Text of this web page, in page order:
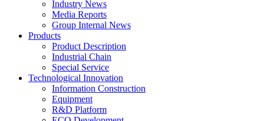
Industry News
Media Reports
Group Internal News
Products
Product Description
Industrial Chain
Special Service
Technological Innovation
Information Construction
Equipment
R&D Platform